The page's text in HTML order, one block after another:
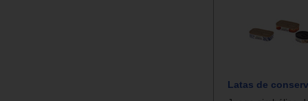
Latas de